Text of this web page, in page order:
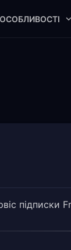
ОСОБЛИВОСТІ
підписки